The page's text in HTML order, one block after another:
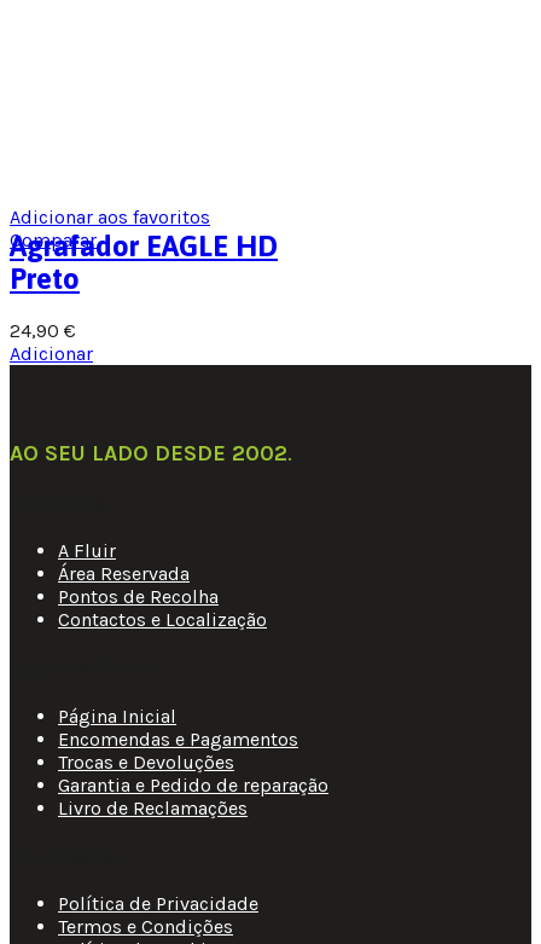
Adicionar aos favoritos
Comparar
Agrafador EAGLE HD
Preto
24,90 €
Adicionar
AO SEU LADO DESDE 2002.
A Fluir
Área Reservada
Pontos de Recolha
Contactos e Localização
Página Inicial
Encomendas e Pagamentos
Trocas e Devoluções
Garantia e Pedido de reparação
Livro de Reclamações
Política de Privacidade
Termos e Condições